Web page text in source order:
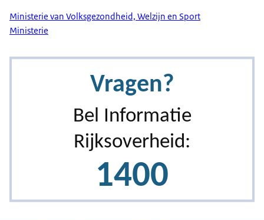
Ministerie van Volksgezondheid, Welzijn en Sport
Ministerie